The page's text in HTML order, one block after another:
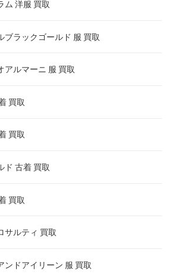
ム 洋服 買取
ブラックゴールド 服 買取
アルマーニ 服 買取
買取
買取
ド 古着 買取
買取
サルティ 買取
ンドアイリーン 服 買取